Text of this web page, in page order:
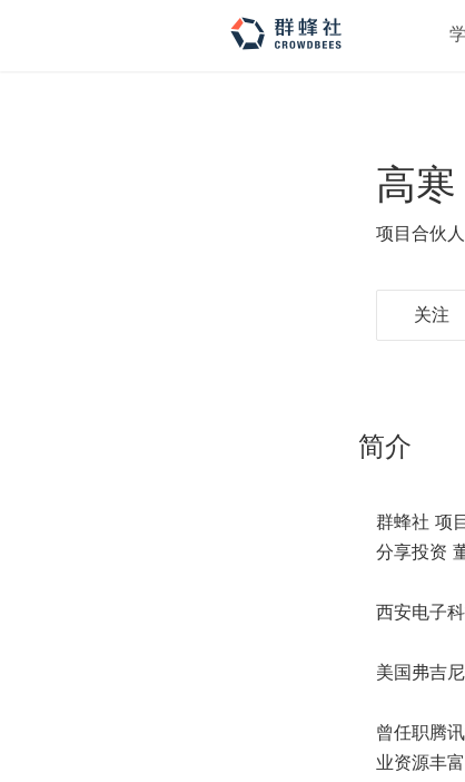
高寒
项目合伙人
关注
简介
群蜂社 项
分享投资
西安电子
美国弗吉
曾任职腾
业资源丰富